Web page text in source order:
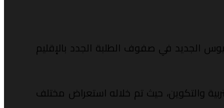
الجديد في صفوف الطلبة الجدد بالإقليم
والتكوين، حيث تم خلاله استعراض مختلف